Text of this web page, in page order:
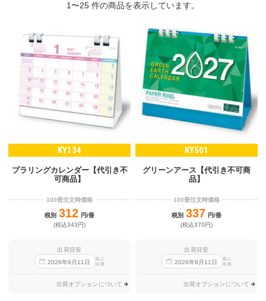
1〜25 件の商品を表示しています。
KY134
プラリングカレンダー【代引き不
可商品】
100冊注文時価格
税別 312 円/冊
(税込343円)
出荷目安
2026年9 月 11 日
迄に
出荷
出荷オプションについて
KY501
グリーンアース【代引き不可商
品】
100冊注文時価格
税別 337 円/冊
(税込370円)
出荷目安
2026年9 月 11 日
迄に
出荷
出荷オプションについて